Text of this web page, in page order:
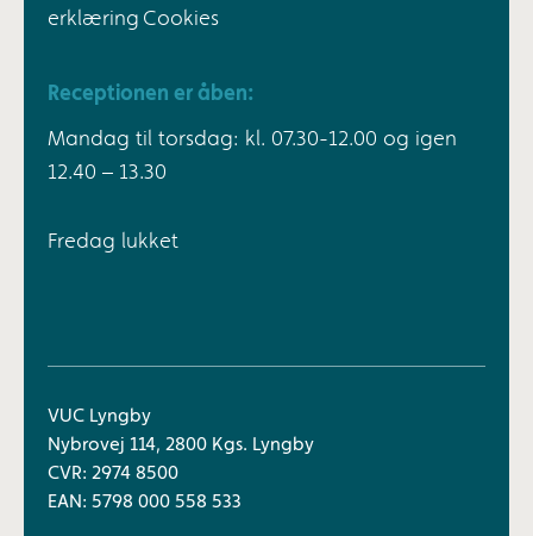
erklæring Cookies
Receptionen er åben:
Mandag til torsdag: kl. 07.30-12.00 og igen
12.40 – 13.30
Fredag lukket
VUC Lyngby
Nybrovej 114, 2800 Kgs. Lyngby
CVR: 2974 8500
EAN: 5798 000 558 533